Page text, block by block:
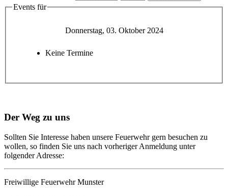
Events für
Donnerstag, 03. Oktober 2024
Keine Termine
Der Weg zu uns
Sollten Sie Interesse haben unsere Feuerwehr gern besuchen zu
wollen, so finden Sie uns nach vorheriger Anmeldung unter
folgender Adresse:
Freiwillige Feuerwehr Munster